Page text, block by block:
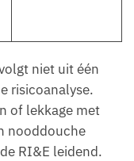
niet uit één
risicoanalyse.
of lekkage met
nooddouche
RI&E leidend.